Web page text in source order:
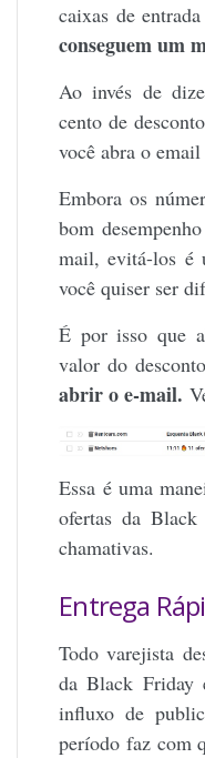
caixas de
conseguem um
Ao invés de
cento de
você abra o
Embora os
bom
mail, evitá-los é
você quiser ser
É por isso que
valor do
abrir o e-mail.
Essa é uma
ofertas da Black
chamativas.
Entrega
Todo varejista
da Black Friday
influxo de
período faz com